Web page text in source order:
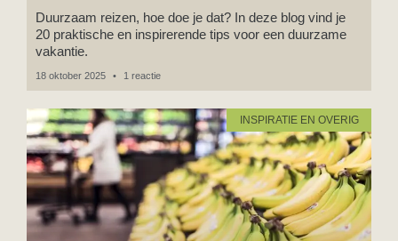
Duurzaam reizen, hoe doe je dat? In deze blog vind je
20 praktische en inspirerende tips voor een duurzame
vakantie.
18 oktober 2025 1 reactie
INSPIRATIE EN OVERIG